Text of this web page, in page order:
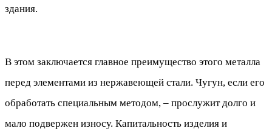
здания.
В этом заключается главное преимущество этого металла
перед элементами из нержавеющей стали. Чугун, если его
обработать специальным методом, – прослужит долго и
мало подвержен износу. Капитальность изделия и